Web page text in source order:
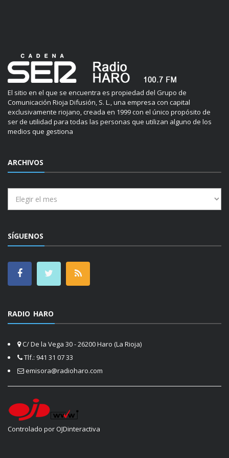
El sitio en el que se encuentra es propiedad del Grupo de
Comunicación Rioja Difusión, S. L., una empresa con capital
exclusivamente riojano, creada en 1999 con el único propósito de
ser de utilidad para todas las personas que utilizan alguno de los
medios que gestiona
ARCHIVOS
SÍGUENOS
RADIO HARO
C/ De la Vega 30 - 26200 Haro (La Rioja)
Tlf.: 941 31 07 33
emisora@radioharo.com
Controlado por OJDinteractiva